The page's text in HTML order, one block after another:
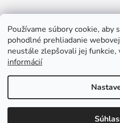
Používame súbory cookie, aby
pohodlné prehliadanie
neustále zlepšovali jej funkcie,
informácií
Sledovať na